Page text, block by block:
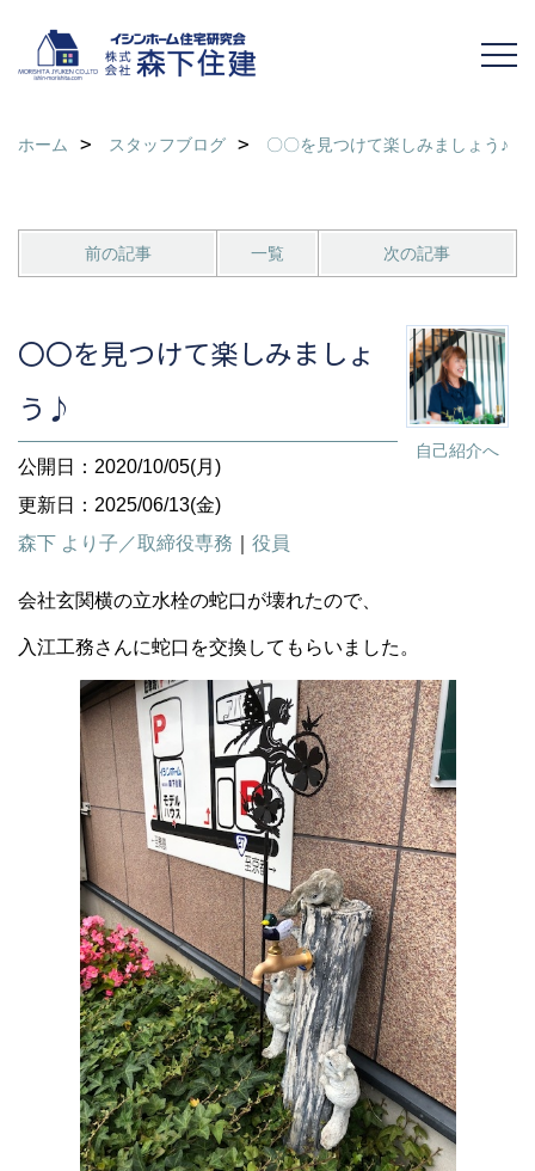
ホーム スタッフブログ 〇〇を見つけて楽しみましょう♪
前の記事 一覧 次の記事
自己紹介へ
〇〇を見つけて楽しみましょ
う♪
公開日：2020/10/05(月)
更新日：2025/06/13(金)
森下 より子／取締役専務
役員
会社玄関横の立水栓の蛇口が壊れたので、
入江工務さんに蛇口を交換してもらいました。